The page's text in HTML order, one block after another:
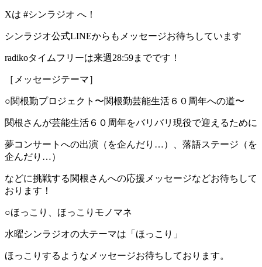
Xは #シンラジオ へ！
シンラジオ公式LINEからもメッセージお待ちしています
radikoタイムフリーは来週28:59までです！
［メッセージテーマ］
○関根勤プロジェクト〜関根勤芸能生活６０周年への道〜
関根さんが芸能生活６０周年をバリバリ現役で迎えるために
夢コンサートへの出演（を企んだり…）、落語ステージ（を
企んだり…）
などに挑戦する関根さんへの応援メッセージなどお待ちして
おります！
○ほっこり、ほっこりモノマネ
水曜シンラジオの大テーマは「ほっこり」
ほっこりするようなメッセージお待ちしております。